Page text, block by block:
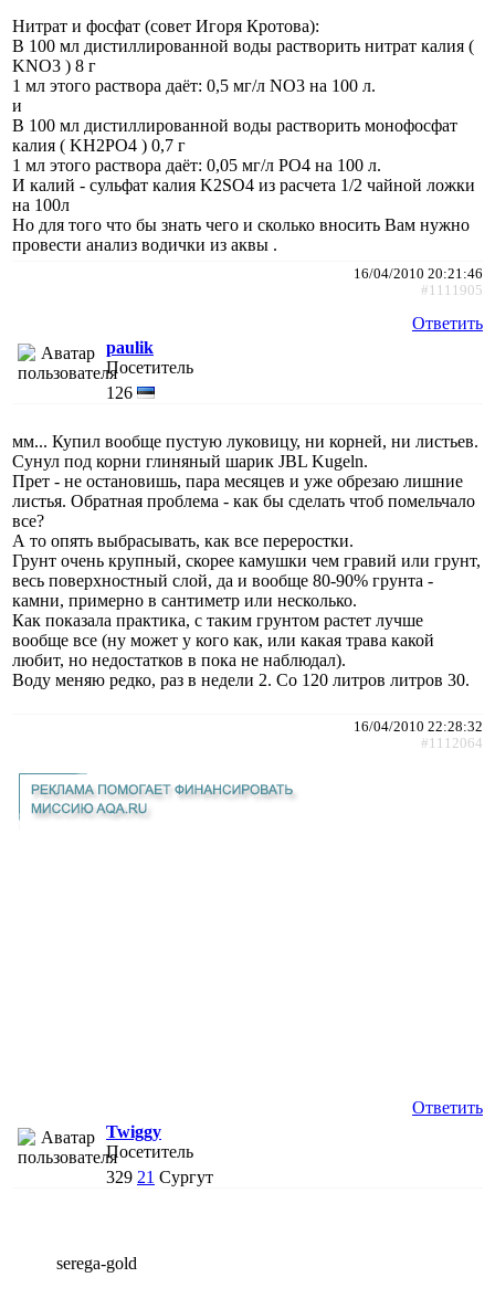
Нитрат и фосфат (совет Игоря Кротова):
В 100 мл дистиллированной воды растворить нитрат калия (
KNO3 ) 8 г
1 мл этого раствора даёт: 0,5 мг/л NO3 на 100 л.
и
В 100 мл дистиллированной воды растворить монофосфат
калия ( KH2PO4 ) 0,7 г
1 мл этого раствора даёт: 0,05 мг/л PO4 на 100 л.
И калий - сульфат калия K2SO4 из расчета 1/2 чайной ложки
на 100л
Но для того что бы знать чего и сколько вносить Вам нужно
провести анализ водички из аквы .
16/04/2010 20:21:46
#1111905
Ответить
paulik
Посетитель
126
мм... Купил вообще пустую луковицу, ни корней, ни листьев.
Сунул под корни глиняный шарик JBL Kugeln.
Прет - не остановишь, пара месяцев и уже обрезаю лишние
листья. Обратная проблема - как бы сделать чтоб помельчало
все?
А то опять выбрасывать, как все переростки.
Грунт очень крупный, скорее камушки чем гравий или грунт,
весь поверхностный слой, да и вообще 80-90% грунта -
камни, примерно в сантиметр или несколько.
Как показала практика, с таким грунтом растет лучше
вообще все (ну может у кого как, или какая трава какой
любит, но недостатков в пока не наблюдал).
Воду меняю редко, раз в недели 2. Со 120 литров литров 30.
16/04/2010 22:28:32
#1112064
Ответить
Twiggy
Посетитель
329 21 Сургут
serega-gold